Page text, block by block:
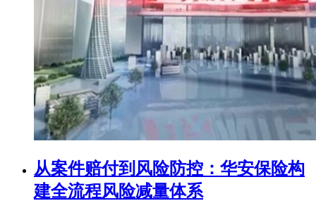
从案件赔付到风险防控：华安保险构
建全流程风险减量体系